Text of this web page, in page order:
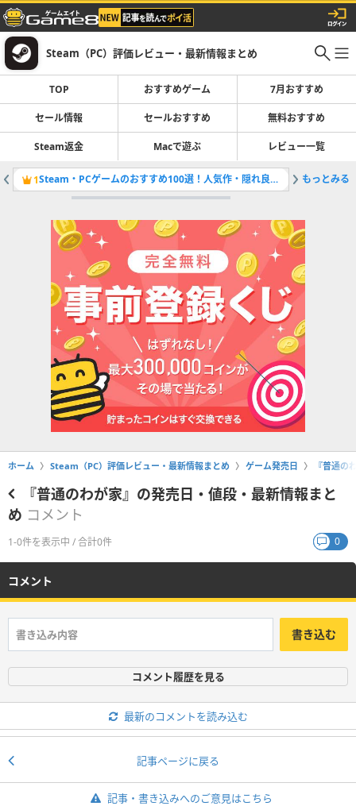
Steam（PC）評価レビュー・最新情報まとめ
TOP おすすめゲーム 7月おすすめ
セール情報 セールおすすめ 無料おすすめ
Steam返金 Macで遊ぶ レビュー一覧
1 Steam・PCゲームのおすすめ100選！人気作・隠れ良作まで厳選紹介！ 2開催中
もっとみる
ホーム Steam（PC）評価レビュー・最新情報まとめ ゲーム発売日 『普通の
『普通のわが家』の発売日・値段・最新情報まと
め コメント
1-0件を表示中 / 合計0件 0
コメント
書き込む
コメント履歴を見る
最新のコメントを読み込む
記事ページに戻る
記事・書き込みへのご意見はこちら